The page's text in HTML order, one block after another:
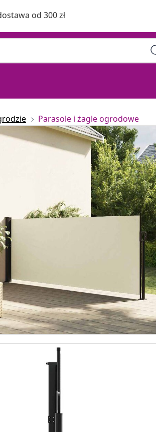
Darmowa dostawa od 300 zł
Parasole i żagle ogrodowe